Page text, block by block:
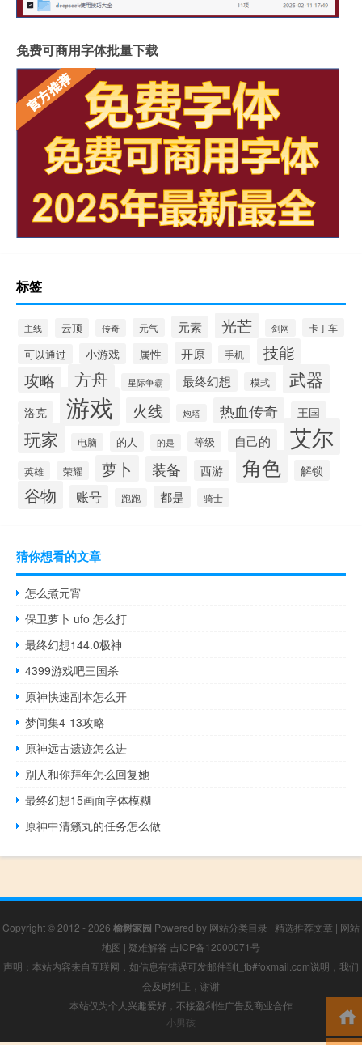
免费可商用字体批量下载
标签
主线 云顶 传奇 元气 元素 光芒 剑网 卡丁车
可以通过 小游戏 属性 开原 手机 技能
攻略 方舟 星际争霸 最终幻想 模式 武器
洛克 游戏 火线 炮塔 热血传奇 王国
玩家 电脑 的人 的是 等级 自己的 艾尔
英雄 荣耀 萝卜 装备 西游 角色 解锁
谷物 账号 跑跑 都是 骑士
猜你想看的文章
怎么煮元宵
保卫萝卜 ufo 怎么打
最终幻想144.0极神
4399游戏吧三国杀
原神快速副本怎么开
梦间集4-13攻略
原神远古遗迹怎么进
别人和你拜年怎么回复她
最终幻想15画面字体模糊
原神中清籁丸的任务怎么做
Copyright © 2012 - 2026 榆树家园 Powered by 网站分类目录 | 精选推荐文章 | 网站
地图 | 疑难解答 吉ICP备12000071号
声明：本站内容来自互联网，如信息有错误可发邮件到f_fb#foxmail.com说明，我们
会及时纠正，谢谢
本站仅为个人兴趣爱好，不接盈利性广告及商业合作
小男孩